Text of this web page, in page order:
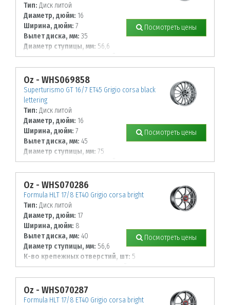
Тип: Диск литой
Диаметр, дюйм: 16
Ширина, дюйм: 7
Вылет диска, мм: 35
Диаметр ступицы, мм: 56,6
К-во крепежных отверстий, шт:5
Диаметр располож. отверстий, мм:
105
Посмотреть цены
Oz - WHS069858
Superturismo GT 16/7 ET45 Grigio corsa black
lettering
Тип: Диск литой
Диаметр, дюйм: 16
Ширина, дюйм: 7
Вылет диска, мм: 45
Диаметр ступицы, мм: 75
К-во крепежных отверстий, шт:5
Диаметр располож. отверстий, мм:
114,3
Посмотреть цены
Oz - WHS070286
Formula HLT 17/8 ET40 Grigio corsa bright
Тип: Диск литой
Диаметр, дюйм: 17
Ширина, дюйм: 8
Вылет диска, мм: 40
Диаметр ступицы, мм: 56,6
К-во крепежных отверстий, шт: 5
Диаметр располож. отверстий, мм:
105
Посмотреть цены
Oz - WHS070287
Formula HLT 17/8 ET40 Grigio corsa bright